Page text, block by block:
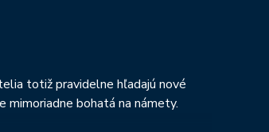
totiž pravidelne hľadajú nové
mimoriadne bohatá na námety.